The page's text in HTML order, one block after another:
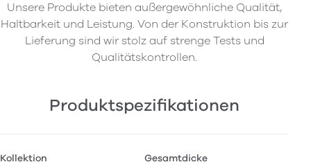
Unsere Produkte bieten außergewöhnliche Qualität,
Haltbarkeit und Leistung. Von der Konstruktion bis zur
Lieferung sind wir stolz auf strenge Tests und
Qualitätskontrollen.
Produktspezifikationen
Kollektion
Gesamtdicke